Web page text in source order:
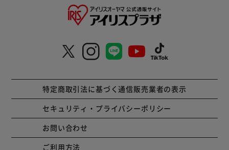
特定商取引法に基づく通信販売業者の表示
セキュリティ・プライバシーポリシー
お問い合わせ
ご利用方法